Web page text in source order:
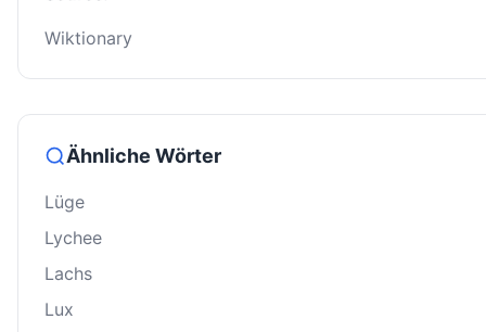
Wiktionary
Ähnliche Wörter
Lüge
Lychee
Lachs
Lux